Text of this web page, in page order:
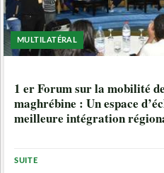
MULTILATÉRAL
1 er Forum sur la mobilité de la jeunesse
maghrébine : Un espace
meilleure intégration
SUITE